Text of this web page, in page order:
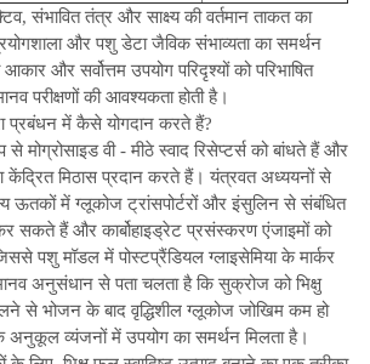
संभावित तंत्र और साक्ष्य की वर्तमान ताकत का
और पशु डेटा जैविक संभाव्यता का समर्थन
और सर्वोत्तम उपयोग परिदृश्यों को परिभाषित
परीक्षणों की आवश्यकता होती है।
प्रबंधन में कैसे योगदान करते हैं?
मोग्रोसाइड वी - मीठे स्वाद रिसेप्टर्स को बांधते हैं और
केंद्रित मिठास प्रदान करते हैं। यंत्रवत अध्ययनों से
ऊतकों में ग्लूकोज ट्रांसपोर्टरों और इंसुलिन से संबंधित
सकते हैं और कार्बोहाइड्रेट प्रसंस्करण एंजाइमों को
पशु मॉडल में पोस्टप्रैंडियल ग्लाइसेमिया के मार्कर
अनुसंधान से पता चलता है कि सुक्रोज को भिक्षु
से भोजन के बाद वृद्धिशील ग्लूकोज जोखिम कम हो
व्यंजनों में उपयोग का समर्थन मिलता है।